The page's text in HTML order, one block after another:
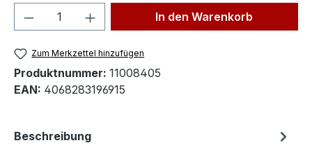
Produkt Anzahl: Gib denIn den Warenkorb
Zum Merkzettel hinzufügen
Produktnummer: 11008405
EAN: 4068283196915
Beschreibung